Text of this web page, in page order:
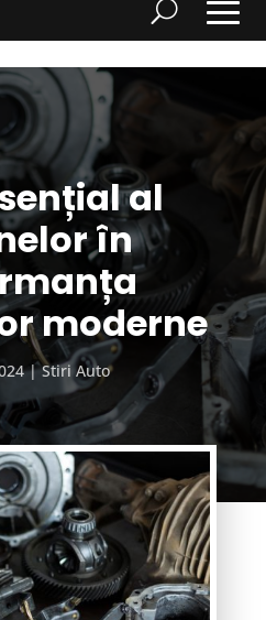
al
în
moderne
Stiri Auto